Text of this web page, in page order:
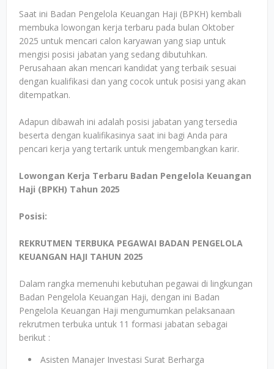
Saat ini Badan Pengelola Keuangan Haji (BPKH) kembali
membuka lowongan kerja terbaru pada bulan Oktober
2025 untuk mencari calon karyawan yang siap untuk
mengisi posisi jabatan yang sedang dibutuhkan.
Perusahaan akan mencari kandidat yang terbaik sesuai
dengan kualifikasi dan yang cocok untuk posisi yang akan
ditempatkan.
Adapun dibawah ini adalah posisi jabatan yang tersedia
beserta dengan kualifikasinya saat ini bagi Anda para
pencari kerja yang tertarik untuk mengembangkan karir.
Lowongan Kerja Terbaru Badan Pengelola Keuangan
Haji (BPKH) Tahun 2025
Posisi:
REKRUTMEN TERBUKA PEGAWAI BADAN PENGELOLA
KEUANGAN HAJI TAHUN 2025
Dalam rangka memenuhi kebutuhan pegawai di lingkungan
Badan Pengelola Keuangan Haji, dengan ini Badan
Pengelola Keuangan Haji mengumumkan pelaksanaan
rekrutmen terbuka untuk 11 formasi jabatan sebagai
berikut :
Asisten Manajer Investasi Surat Berharga